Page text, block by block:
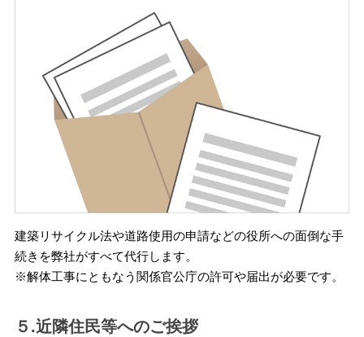
建築リサイクル法や道路使用の申請などの役所への面倒な手
続きを弊社がすべて代行します。
※解体工事にともなう関係官公庁の許可や届出が必要です。
５.近隣住民等へのご挨拶